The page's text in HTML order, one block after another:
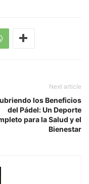
Next article
los Beneficios
del Pádel: Un Deporte
para la Salud y el
Bienestar